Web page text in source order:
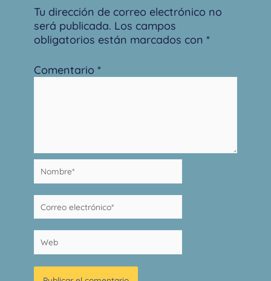
Tu dirección de correo electrónico no
será publicada. Los campos
obligatorios están marcados con *
Comentario *
Nombre*
Correo
electrónico*
Web